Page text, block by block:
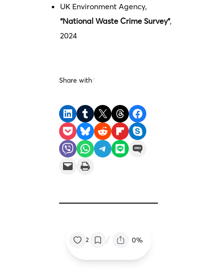
UK Environment Agency,
“National Waste Crime Survey”,
2024
Share with/
Share on LinkedIn Share on Tumblr Share on X Share on Threads
Share on Facebook
Share on Pocket
Share on Bluesky Share on Reddit Share on Flipboard
Share on Skype
Share on Viber
Share on WhatsApp Share on Telegram Share on LINE
Share on SMS
Email this Page
Print this Page
2 / 0%